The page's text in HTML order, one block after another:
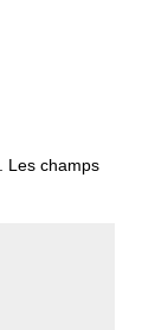
Les champs